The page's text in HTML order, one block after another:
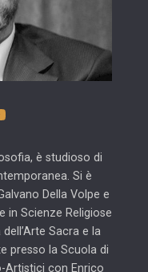
è studioso di
Si è
Della Volpe e
in Scienze Religiose
Sacra e la
presso la Scuola di
Artistici con Enrico